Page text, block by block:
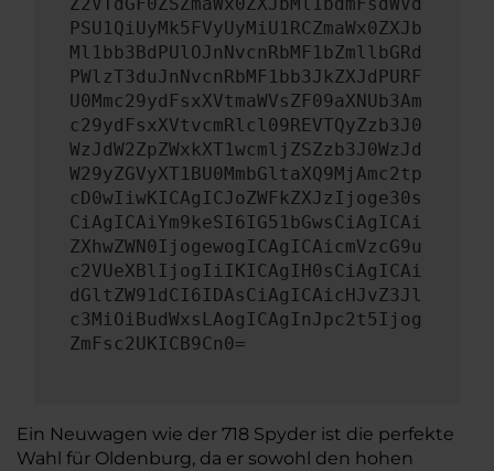
PSU1QiUyMk5FVyUyMiU1RCZmaWx0ZXJb
Ml1bb3BdPUlOJnNvcnRbMF1bZmllbGRd
PWlzT3duJnNvcnRbMF1bb3JkZXJdPURF
U0Mmc29ydFsxXVtmaWVsZF09aXNUb3Am
c29ydFsxXVtvcmRlcl09REVTQyZzb3J0
WzJdW2ZpZWxkXT1wcmljZSZzb3J0WzJd
W29yZGVyXT1BU0MmbGltaXQ9MjAmc2tp
cD0wIiwKICAgICJoZWFkZXJzIjoge30s
CiAgICAiYm9keSI6IG51bGwsCiAgICAi
ZXhwZWN0IjogewogICAgICAicmVzcG9u
c2VUeXBlIjogIiIKICAgIH0sCiAgICAi
dGltZW91dCI6IDAsCiAgICAicHJvZ3Jl
c3MiOiBudWxsLAogICAgInJpc2t5Ijog
ZmFsc2UKICB9Cn0=
Ein Neuwagen wie der 718 Spyder ist die perfekte
Wahl für Oldenburg, da er sowohl den hohen